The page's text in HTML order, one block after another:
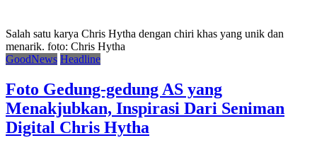
Salah satu karya Chris Hytha dengan chiri khas yang unik dan
menarik. foto: Chris Hytha
GoodNews Headline
Foto Gedung-gedung AS yang
Menakjubkan, Inspirasi Dari Seniman
Digital Chris Hytha